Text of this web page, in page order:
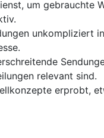
um gebrauchte
unkompliziert
relevant sind.
erprobt,